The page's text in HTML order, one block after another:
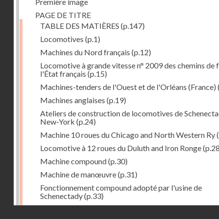
PAGE DE TITRE
TABLE DES MATIÈRES (p.147)
Locomotives (p.1)
Machines du Nord français (p.12)
Locomotive à grande vitesse n° 2009 des chemins de
l'État français (p.15)
Machines-tenders de l'Ouest et de l'Orléans (France)
Machines anglaises (p.19)
Ateliers de construction de locomotives de
New-York (p.24)
Machine 10 roues du Chicago and North Western Ry
Locomotive à 12 roues du Duluth and Iron Ronge
Machine compound(p.30)
Machine de manœuvre(p.31)
Fonctionnement compound adopté par l'usine de
Schenectady(p.33)